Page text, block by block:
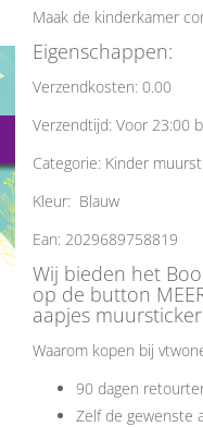
Maak de kinderkamer
Eigenschappen:
Verzendkosten: 0.00
Verzendtijd: Voor 23:00
Categorie: Kinder
Kleur: Blauw
Ean: 2029689758819
Wij bieden het
op de button
aapjes
Waarom kopen bij
90 dagen
Zelf de gewenste